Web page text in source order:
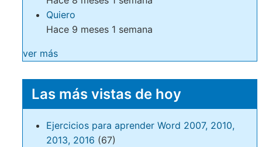
Quiero
Hace 9 meses 1 semana
ver más
Las más vistas de hoy
Ejercicios para aprender Word 2007, 2010,
2013, 2016 (67)